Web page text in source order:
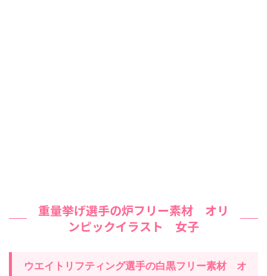
重量挙げ選手の炉フリー素材 オリ
ンピックイラスト 女子
ウエイトリフティング選手の白黒フリー素材 オ